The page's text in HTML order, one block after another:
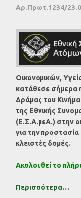
Αρ.Πρωτ.1234/
Οικονομικών,
κατάθεσε σήμερα
Δράμας του
της Εθνικής
(Ε.Σ.Α.μεΑ.) στην
για την προστασία
κλειστές δομές.
Ακολουθεί το
Περισσότερα…